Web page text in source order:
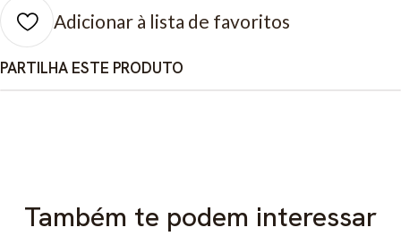
Adicionar à lista de favoritos
PARTILHA ESTE PRODUTO
Também te podem interessar